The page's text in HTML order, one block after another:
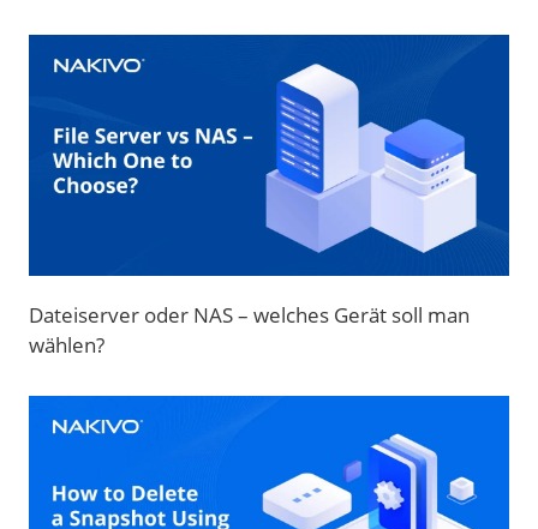
Dateiserver oder NAS – welches Gerät soll man
wählen?